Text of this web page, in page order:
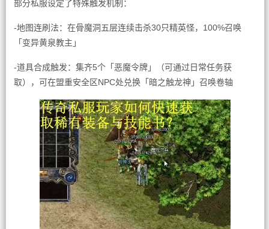
部分私服设定了特殊触发机制：
-地图连刷法：在骨魔洞五层连续击杀30只精英怪，100%召唤
「变异黄泉教主」
-道具合成触发：集齐5个「恶魔令牌」（可通过日常任务获
取），可在盟重安全区NPC处兑换「暗之触龙神」召唤卷轴